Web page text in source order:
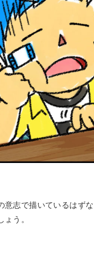
意志で描いているはず
う。